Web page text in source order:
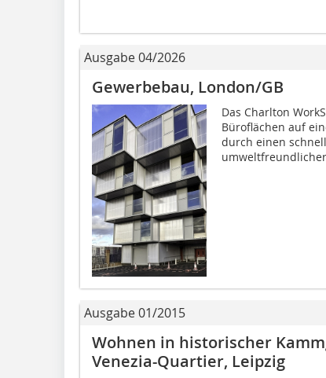
Ausgabe 04/2026
Gewerbebau, London/GB
Das Charlton
Büroflächen auf
durch einen
Ausgabe 01/2015
Wohnen in historischer
Venezia-Quartier, Leipzig